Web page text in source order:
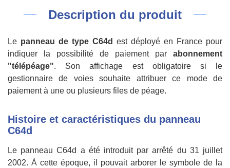
Description du produit
Le panneau de type C64d est déployé en France pour
indiquer la possibilité de paiement par abonnement
"télépéage". Son affichage est obligatoire si le
gestionnaire de voies souhaite attribuer ce mode de
paiement à une ou plusieurs files de péage.
Histoire et caractéristiques du panneau
C64d
Le panneau C64d a été introduit par arrêté du 31 juillet
2002. À cette époque, il pouvait arborer le symbole de la